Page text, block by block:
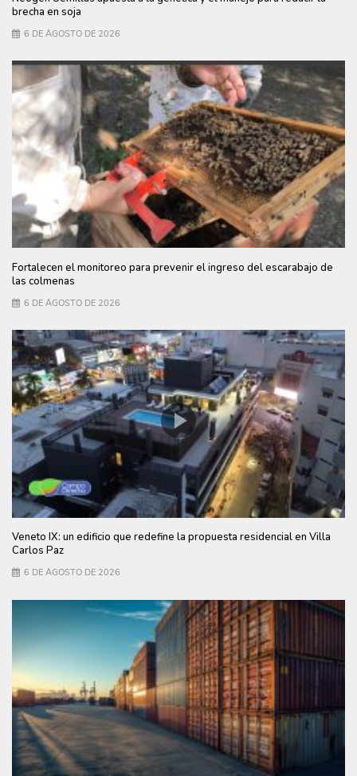
brecha en soja
6 DE AGOSTO DE 2026
Fortalecen el monitoreo para prevenir el ingreso del escarabajo de
las colmenas
6 DE AGOSTO DE 2026
Veneto IX: un edificio que redefine la propuesta residencial en Villa
Carlos Paz
6 DE AGOSTO DE 2026